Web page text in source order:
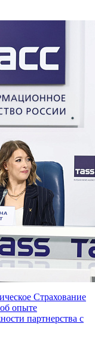
Страхование
опыте
партнерства с